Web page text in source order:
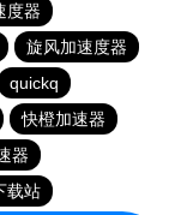
度器
旋风加速度器
quickq
快橙加速器
器
载站